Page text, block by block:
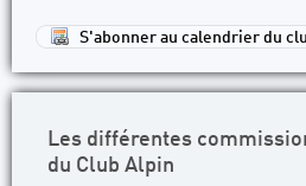
S'abonner au calendrier du
Les différentes
du Club Alpin